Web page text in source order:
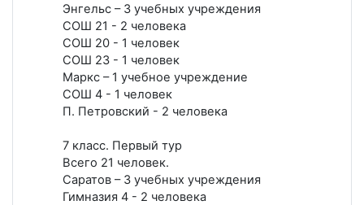
Энгельс – 3 учебных учреждения
СОШ 21 - 2 человека
СОШ 20 - 1 человек
СОШ 23 - 1 человек
Маркс – 1 учебное учреждение
СОШ 4 - 1 человек
П. Петровский - 2 человека
7 класс. Первый тур
Всего 21 человек.
Саратов – 3 учебных учреждения
Гимназия 4 - 2 человека